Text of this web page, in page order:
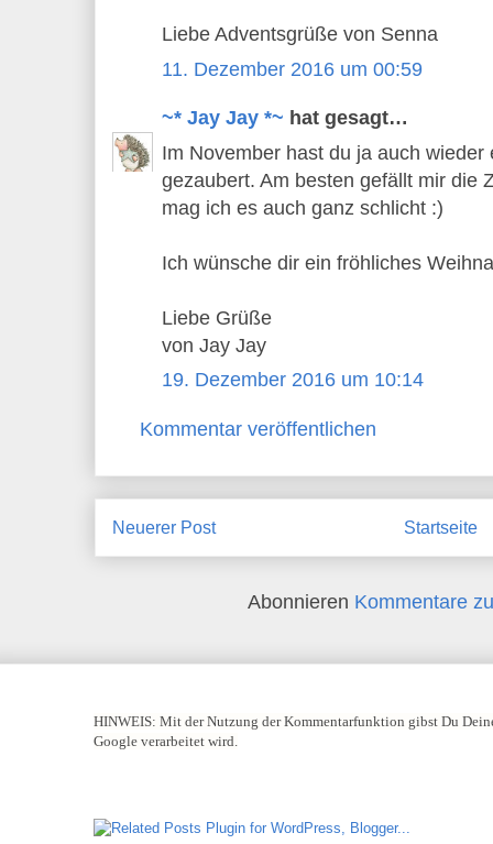
Liebe Adventsgrüße von Senna
11. Dezember 2016 um 00:59
~* Jay Jay *~ hat gesagt…
Im November hast du ja auch wieder
gezaubert. Am besten gefällt mir die
mag ich es auch ganz schlicht :)
Ich wünsche dir ein fröhliches
Liebe Grüße
von Jay Jay
19. Dezember 2016 um 10:14
Kommentar veröffentlichen
Neuerer Post Startseite
Abonnieren Kommentare
HINWEIS: Mit der Nutzung der Kommentarfunktion gibst Du
Google verarbeitet wird.